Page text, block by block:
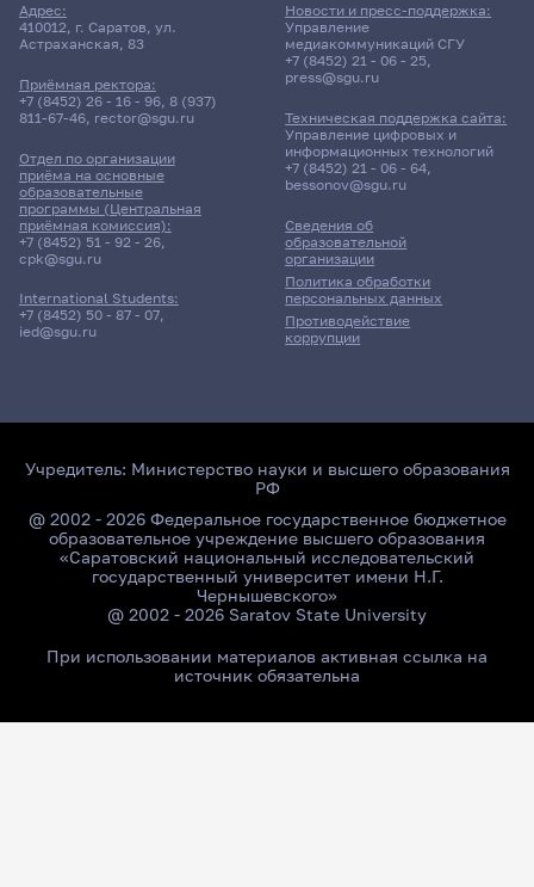
Адрес:
410012, г. Саратов, ул.
Астраханская, 83
Приёмная ректора:
+7 (8452) 26 - 16 - 96, 8 (937)
811-67-46, rector@sgu.ru
Отдел по организации
приёма на основные
образовательные
программы (Центральная
приёмная комиссия):
+7 (8452) 51 - 92 - 26,
cpk@sgu.ru
International Students:
+7 (8452) 50 - 87 - 07,
ied@sgu.ru
Сведения об
образовательной
организации
Политика обработки
персональных данных
Противодействие
коррупции
Новости и пресс-поддержка:
Управление
медиакоммуникаций СГУ
+7 (8452) 21 - 06 - 25,
press@sgu.ru
Техническая поддержка сайта:
Управление цифровых и
информационных технологий
+7 (8452) 21 - 06 - 64,
bessonov@sgu.ru
Учредитель: Министерство науки и высшего образования
РФ
@ 2002 - 2026 Федеральное государственное бюджетное
образовательное учреждение высшего образования
«Саратовский национальный исследовательский
государственный университет имени Н.Г.
Чернышевского»
@ 2002 - 2026 Saratov State University
При использовании материалов активная ссылка на
источник обязательна